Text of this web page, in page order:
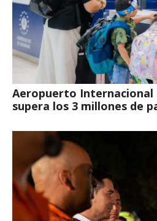
Aeropuerto Internacional
supera los 3 millones de